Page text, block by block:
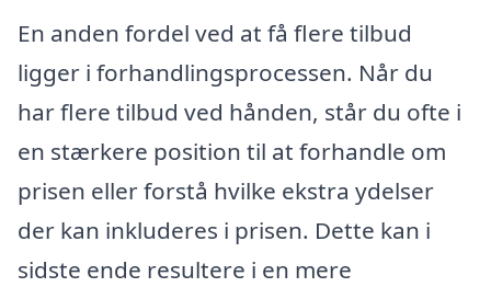
En anden fordel ved at få flere tilbud
ligger i forhandlingsprocessen. Når du
har flere tilbud ved hånden, står du ofte i
en stærkere position til at forhandle om
prisen eller forstå hvilke ekstra ydelser
der kan inkluderes i prisen. Dette kan i
sidste ende resultere i en mere